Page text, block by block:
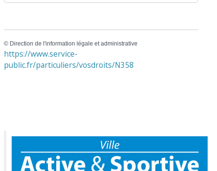
© Direction de l'information légale et administrative
https://www.service-
public.fr/particuliers/vosdroits/N358